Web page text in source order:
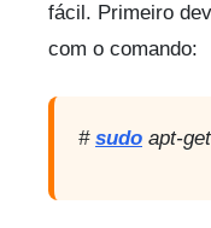
fácil. Primeiro
com o comando:
# sudo apt-